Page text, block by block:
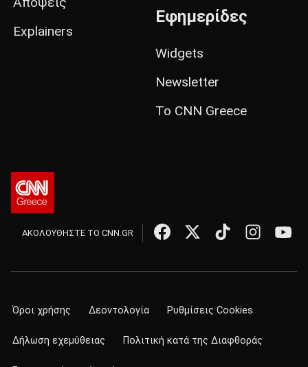
Explainers
Εφημερίδες
Widgets
Newsletter
Το CNN Greece
ΑΚΟΛΟΥΘΗΣΤΕ ΤΟ CNN.GR
Όροι χρήσης Δεοντολογία Ρυθμίσεις Cookies
Δήλωση εχεμύθειας Πολιτική κατά της Διαφθοράς